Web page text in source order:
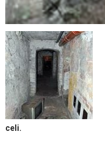
celi.